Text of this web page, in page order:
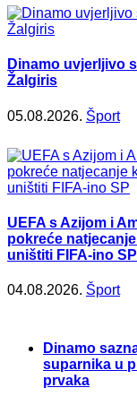
Dinamo uvjerljivo
Žalgiris
05.08.2026. Šport
UEFA s Azijom i
pokreće
uništiti FIFA-ino SP
04.08.2026. Šport
Dinamo
suparnika u
prvaka